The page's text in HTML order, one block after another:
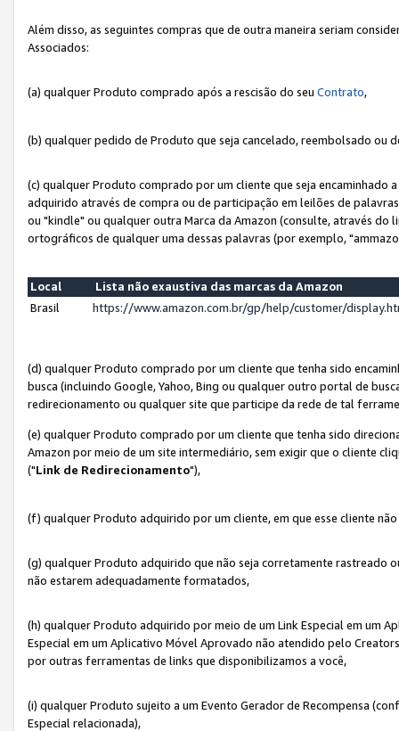
Além disso, as seguintes compras que de outra maneira seriam
Associados:
(a) qualquer Produto comprado após a rescisão do seu Contrato,
(b) qualquer pedido de Produto que seja cancelado, reembolsado ou
(c) qualquer Produto comprado por um cliente que seja encaminhado
adquirido através de compra ou de participação em leilões de
ou "kindle" ou qualquer outra Marca da Amazon (consulte, através do
ortográficos de qualquer uma dessas palavras (por exemplo,
Local
Lista não exaustiva das marcas da Amazon
Brasil
https://www.amazon.com.br/gp/help/customer/
(d) qualquer Produto comprado por um cliente que tenha sido
busca (incluindo Google, Yahoo, Bing ou qualquer outro portal de
redirecionamento ou qualquer site que participe da rede de tal
(e) qualquer Produto comprado por um cliente que tenha sido
Amazon por meio de um site intermediário, sem exigir que o cliente
("Link de Redirecionamento"),
(f) qualquer Produto adquirido por um cliente, em que esse cliente
(g) qualquer Produto adquirido que não seja corretamente rastreado
não estarem adequadamente formatados,
(h) qualquer Produto adquirido por meio de um Link Especial em um
Especial em um Aplicativo Móvel Aprovado não atendido pelo
por outras ferramentas de links que disponibilizamos a você,
(i) qualquer Produto sujeito a um Evento Gerador de Recompensa
Especial relacionada),